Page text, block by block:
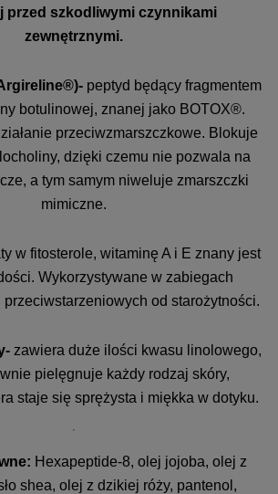
przed szkodliwymi czynnikami
zewnętrznymi.
peptyd będący fragmentem
botulinowej, znanej jako BOTOX®.
przeciwzmarszczkowe. Blokuje
dzięki czemu nie pozwala na
a tym samym niweluje zmarszczki
mimiczne.
w fitosterole, witaminę A i E znany jest
Wykorzystywane w zabiegach
od starożytności.
zawiera duże ilości kwasu linolowego,
pielęgnuje każdy rodzaj skóry,
staje się sprężysta i miękka w dotyku.
Hexapeptide-8, olej jojoba, olej z
shea, olej z dzikiej róży, pantenol,